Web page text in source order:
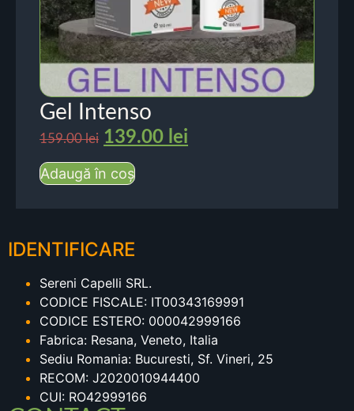
Gel Intenso
159.00lei 139.00 lei
Adaugă în coș
IDENTIFICARE
Sereni Capelli SRL.
CODICE FISCALE: IT00343169991
CODICE ESTERO: 000042999166
Fabrica: Resana, Veneto, Italia
Sediu Romania: Bucuresti, Sf. Vineri, 25
RECOM: J2020010944400
CUI: RO42999166